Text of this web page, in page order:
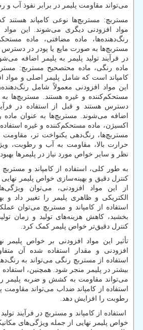
می‌تواند مقاومت پلیمر در برابر نفوذ آب
مستربچ: مستربچ‌ها نوعی کامپاند هستند
مواد افزودنی دیگری می‌شوند. این مواد
رنگ‌دهنده‌ها، ماده مضافتی، ماده
مستربچ‌ها به صورت مایع یا پودر در دسترس
در فرآیند تولید پلیمر به پلیمر اضافه
ماده رنگی، ماده محتصحیح مستربچ:
کامپاند است که شامل پلیمر اصلی و مواد
این مواد افزودنی معمولاً شامل
مستحکم‌کننده و غیره هستند. مستربچ‌ها
دسترس هستند و قبل از استفاده در
اضافه می‌شوند. مستربچ‌ها به عنوان ماده
اکسیژن، ماده مستحکم‌کننده و غیره
مستربچ‌ها، رنگ‌دهی یکنواخت تر، مقاومت
حرارت بالا، مقاومت به آب و رطوبت،
نظر و سایر خواص مورد نیاز در پلیمرها
به طور کلی، استفاده از کامپاند و مستربچ
کنترل دقیق و بهینه‌سازی خواص پلیمر
از این مواد افزودنی، می‌توان
الکتریکی و ظاهری پلیمر را تغییر داد و
استفاده از کامپاند و مستربچ می‌توان
بخشید، کاهش هزینه‌های تولید و زمان
کنترل دقیق‌تر خواص پلیمر کمک کرد.
تأثیر این مواد افزودنی بر خواص پلیمر
افزودنی و مقدار استفاده شده آن
استفاده از مستربچ رنگی می‌تواند به
بیشتر در پلیمر منجر شود. همچنین، استفاده
می‌تواند مقاومت به کشش و ضربه پلیمر
استفاده از کامپاند ضداب می‌تواند مقاومت
رطوبت را افزایش دهد.
استفاده از کامپاند و مستربچ در فرآیند
خواص پلیمر نهایی از جمله ویژگی‌های